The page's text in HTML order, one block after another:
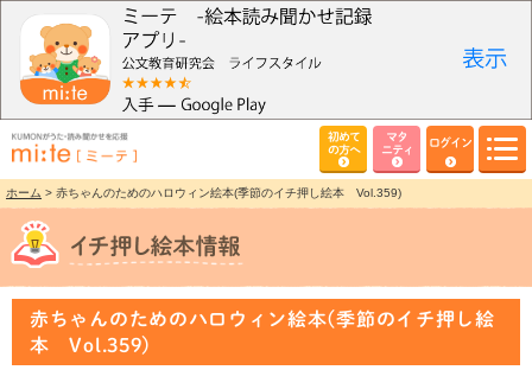
初めて
の方へ
マタ
ニティ
ログイン
ホーム > 赤ちゃんのためのハロウィン絵本(季節のイチ押し絵本 Vol.359)
赤ちゃんのためのハロウィン絵本(季節のイチ押し絵
本 Vol.359)